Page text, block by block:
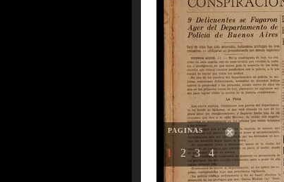
PAGINAS
1 2 3 4